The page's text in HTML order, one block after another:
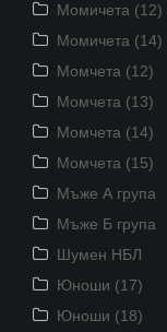
Момичета (12)
Момичета (14)
Момчета (12)
Момчета (13)
Момчета (14)
Момчета (15)
Мъже А група
Мъже Б група
Шумен НБЛ
Юноши (17)
Юноши (18)